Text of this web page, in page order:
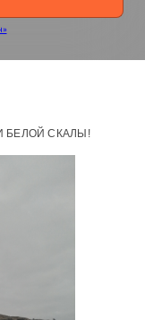
БЕЛОЙ СКАЛЫ!